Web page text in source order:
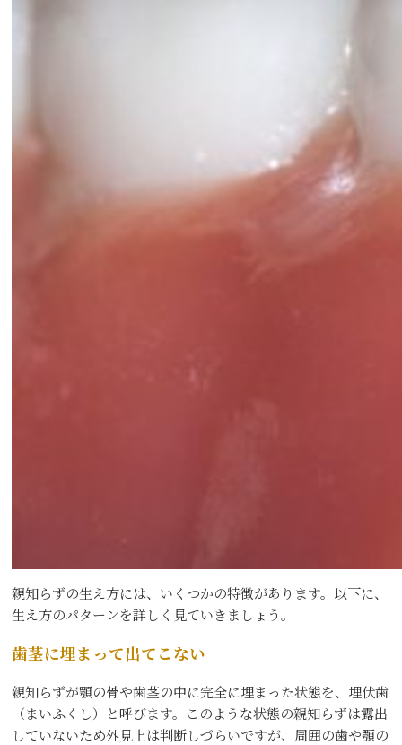
親知らずの生え方には、いくつかの特徴があります。以下に、
生え方のパターンを詳しく見ていきましょう。
歯茎に埋まって出てこない
親知らずが顎の骨や歯茎の中に完全に埋まった状態を、埋伏歯
（まいふくし）と呼びます。このような状態の親知らずは露出
していないため外見上は判断しづらいですが、周囲の歯や顎の